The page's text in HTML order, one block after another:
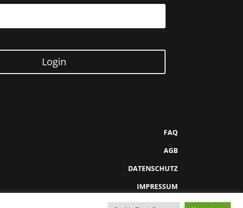
Login
FAQ
AGB
DATENSCHUTZ
IMPRESSUM